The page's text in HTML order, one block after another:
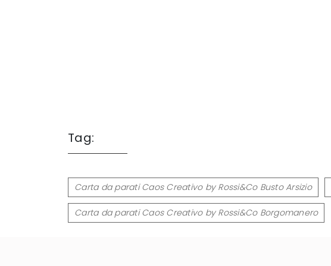
Tag:
Carta da parati Caos Creativo by Rossi&Co Busto Arsizio
Carta da parati Caos Creativo by Rossi&Co Borgomanero